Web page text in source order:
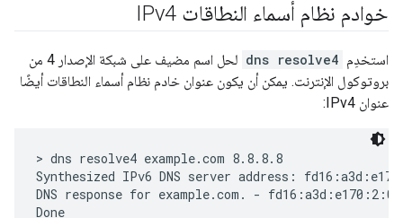
خوادم نظام أسماء النطاقات IPv4
استخدِم dns resolve4
لحل اسم مضيف على شبكة الإصدار 4 من
بروتوكول الإنترنت. يمكن أن يكون عنوان خادم نظام أسماء النطاقات أيضًا
عنوان IPv4:
> dns resolve4 example.com 8.8.8.8
Synthesized IPv6 DNS server address:
DNS response for example.com. -